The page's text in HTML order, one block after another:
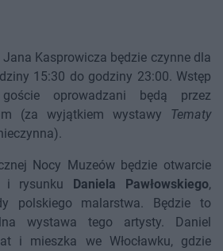
Kasprowicza będzie czynne dla
15:30 do godziny 23:00. Wstęp
oprowadzani będą przez
(za wyjątkiem wystawy Tematy
Nocy Muzeów będzie otwarcie
i rysunku
Daniela Pawłowskiego,
polskiego malarstwa. Będzie to
wystawa tego artysty. Daniel
i mieszka we Włocławku, gdzie